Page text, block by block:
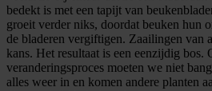
bedekt is met een tapijt van
groeit verder niks, doordat beuken hun
de bladeren vergiftigen. Zaailingen van
kans. Het resultaat is een eenzijdig bos.
veranderingsproces moeten we niet
alles weer in en komen andere planten